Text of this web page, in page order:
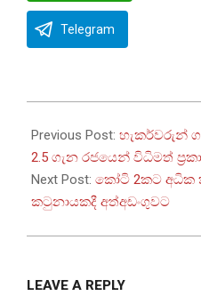
Telegram
04-
25
Previous Post: හැකර්වරුන්
2.5 ගැන රජයෙන් විධිමත්
Next Post: කෝටි 2කට අධික
කටුනායකදී අත්අඩංගුවට
LEAVE A REPLY